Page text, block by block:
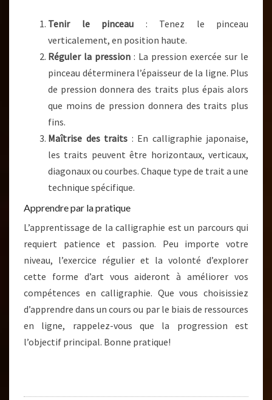
Tenir le pinceau : Tenez le pinceau
verticalement, en position haute.
Réguler la pression : La pression exercée sur le
pinceau déterminera l’épaisseur de la ligne. Plus
de pression donnera des traits plus épais alors
que moins de pression donnera des traits plus
fins.
Maîtrise des traits : En calligraphie japonaise,
les traits peuvent être horizontaux, verticaux,
diagonaux ou courbes. Chaque type de trait a une
technique spécifique.
Apprendre par la pratique
L’apprentissage de la calligraphie est un parcours qui
requiert patience et passion. Peu importe votre
niveau, l’exercice régulier et la volonté d’explorer
cette forme d’art vous aideront à améliorer vos
compétences en calligraphie. Que vous choisissiez
d’apprendre dans un cours ou par le biais de ressources
en ligne, rappelez-vous que la progression est
l’objectif principal. Bonne pratique!